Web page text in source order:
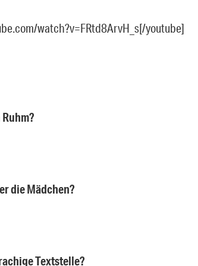
watch?v=FRtd8ArvH_s[/youtube]
die Mädchen?
Textstelle?